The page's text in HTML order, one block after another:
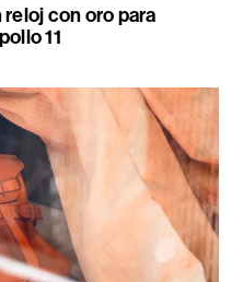
con oro para
11